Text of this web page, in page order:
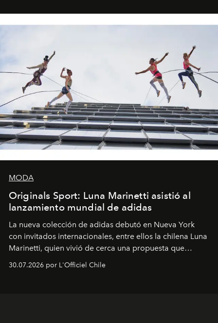
MODA
Originals Sport: Luna Marinetti asistió al
lanzamiento mundial de adidas
La nueva colección de adidas debutó en Nueva York
con invitados internacionales, entre ellos la chilena Luna
Marinetti, quien vivió de cerca una propuesta que
fusiona moda y rendimiento.
30.07.2026 por L'Officiel Chile